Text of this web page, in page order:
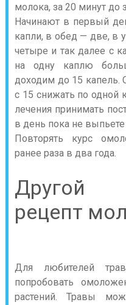
молока, за 20 минут до
Начинают в первый
капли, в обед — две, в
четыре и так далее с
на одну каплю
доходим до 15 капель.
с 15 снижать по одной
лечения принимать
в день пока не
Повторять курс
ранее раза в два года.
Другой
рецепт
Для любителей
попробовать
растений. Травы